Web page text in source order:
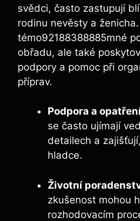
svědci, často zastupují
rodinu nevěsty a
témo92188388885mné
obřadu, ale také
podpory a pomoc při
příprav.
Podpora a
se často ujímají
detailech a
hladce.
Životní
zkušenost mohou
rozhodovacím